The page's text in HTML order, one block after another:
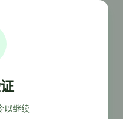
以继续